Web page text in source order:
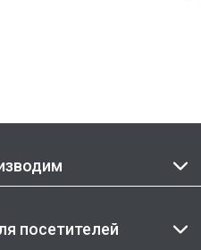
посетителей